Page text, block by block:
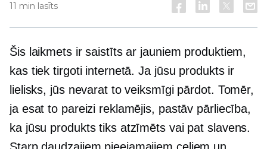
11 min lasīts
Šis laikmets ir saistīts ar jauniem produktiem,
kas tiek tirgoti internetā. Ja jūsu produkts ir
lielisks, jūs nevarat to veiksmīgi pārdot. Tomēr,
ja esat to pareizi reklamējis, pastāv pārliecība,
ka jūsu produkts tiks atzīmēts vai pat slavens.